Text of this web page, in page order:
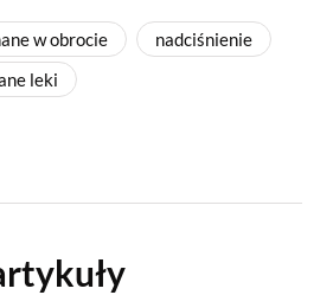
w obrocie
nadciśnienie
leki